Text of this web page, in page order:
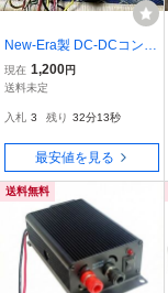
New-Era製 DC-DCコンバ
ーター DDS-208
現在 1,200円
送料未定
入札 3 残り 32分12秒
最安値を見る
送料無料